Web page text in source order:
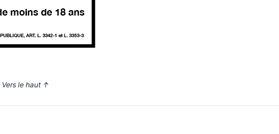
Vers le haut ↑